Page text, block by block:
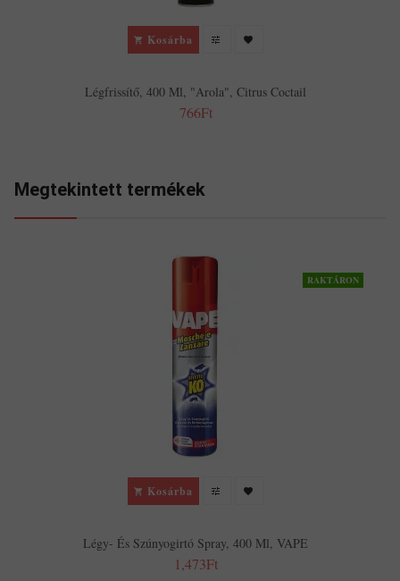
Kosárba
Légfrissítő, 400 Ml, "Arola", Citrus Coctail
766Ft
Megtekintett termékek
RAKTÁRON
Kosárba
Légy- És Szúnyogirtó Spray, 400 Ml, VAPE
1,473Ft